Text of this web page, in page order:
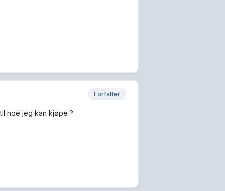
Forfatter
noe jeg kan kjøpe ?